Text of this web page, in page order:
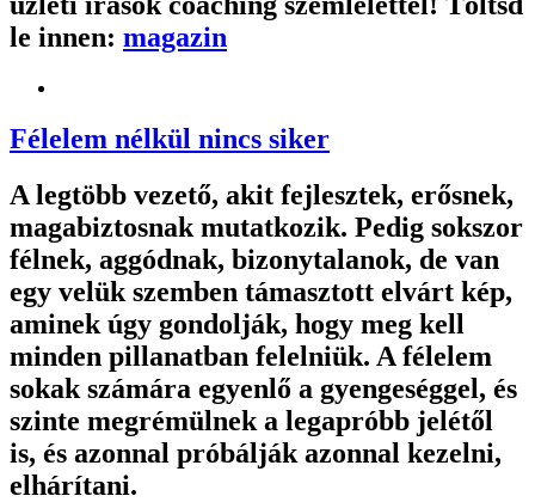
le innen: magazin
Félelem nélkül nincs siker
A legtöbb vezető, akit fejlesztek, erősnek,
magabiztosnak mutatkozik. Pedig sokszor
félnek, aggódnak, bizonytalanok, de van
egy velük szemben támasztott elvárt kép,
aminek úgy gondolják, hogy meg kell
minden pillanatban felelniük. A félelem
sokak számára egyenlő a gyengeséggel, és
szinte megrémülnek a legapróbb jelétől
is, és azonnal próbálják azonnal kezelni,
elhárítani.